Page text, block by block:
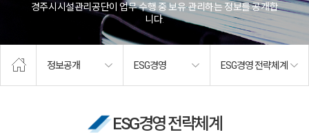
경주시시설관리공단이 업무 수행 중 보유·관리하는 정보를 공개합
니다.
정보공개 ESG경영 ESG경영 전략체계
ESG경영 전략체계